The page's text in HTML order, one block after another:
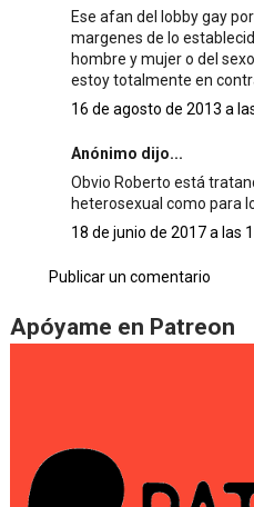
Ese afan del lobby gay
margenes de lo
hombre y mujer o del
estoy totalmente en
16 de agosto de 2013 a
Anónimo dijo...
Obvio Roberto está
heterosexual como para
18 de junio de 2017 a las
Publicar un comentario
Apóyame en Patreon